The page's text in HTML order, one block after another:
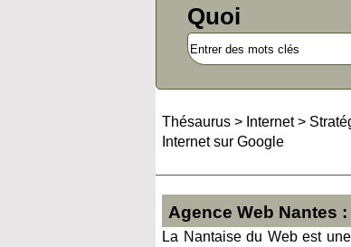
Quoi
Thésaurus > Internet>
Internet sur Google
Agence Web Nantes
La Nantaise du Web est